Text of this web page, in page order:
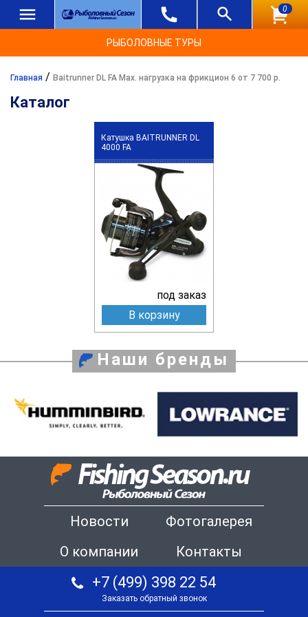
0
РЫБОЛОВНЫЕ ТУРЫ
Главная / Baitrunner DL FA Max. нагрузка на фрикцион 6 от 7 700 р.
Каталог
Катушка BAITRUNNER DL
4000 FA
под заказ
В корзину
Наши бренды
Новости
Фотогалерея
О компании
Контакты
+7 (499) 398 22 54
Заказать обратный звонок